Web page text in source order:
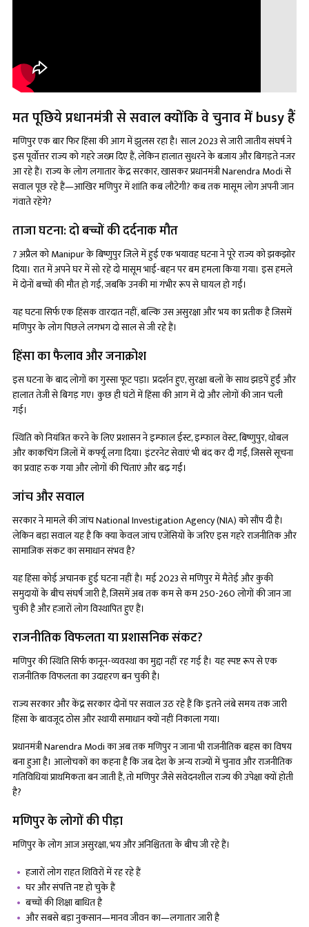
मत पूछिये प्रधानमंत्री से सवाल क्योंकि वे चुनाव में busy हैं
मणिपुर एक बार फिर हिंसा की आग में झुलस रहा है। साल 2023 से जारी जातीय संघर्ष ने
इस पूर्वोत्तर राज्य को गहरे जख्म दिए हैं, लेकिन हालात सुधरने के बजाय और बिगड़ते नजर
आ रहे हैं। राज्य के लोग लगातार केंद्र सरकार, खासकर प्रधानमंत्री Narendra Modi से
सवाल पूछ रहे हैं—आखिर मणिपुर में शांति कब लौटेगी? कब तक मासूम लोग अपनी जान
गंवाते रहेंगे?
ताजा घटना: दो बच्चों की दर्दनाक मौत
7 अप्रैल को Manipur के बिष्णुपुर जिले में हुई एक भयावह घटना ने पूरे राज्य को झकझोर
दिया। रात में अपने घर में सो रहे दो मासूम भाई-बहन पर बम हमला किया गया। इस हमले
में दोनों बच्चों की मौत हो गई, जबकि उनकी मां गंभीर रूप से घायल हो गईं।
यह घटना सिर्फ एक हिंसक वारदात नहीं, बल्कि उस असुरक्षा और भय का प्रतीक है जिसमें
मणिपुर के लोग पिछले लगभग दो साल से जी रहे हैं।
हिंसा का फैलाव और जनाक्रोश
इस घटना के बाद लोगों का गुस्सा फूट पड़ा। प्रदर्शन हुए, सुरक्षा बलों के साथ झड़पें हुईं और
हालात तेजी से बिगड़ गए। कुछ ही घंटों में हिंसा की आग में दो और लोगों की जान चली
गई।
स्थिति को नियंत्रित करने के लिए प्रशासन ने इम्फाल ईस्ट, इम्फाल वेस्ट, बिष्णुपुर, थोबल
और काकचिंग जिलों में कर्फ्यू लगा दिया। इंटरनेट सेवाएं भी बंद कर दी गईं, जिससे सूचना
का प्रवाह रुक गया और लोगों की चिंताएं और बढ़ गईं।
जांच और सवाल
सरकार ने मामले की जांच National Investigation Agency (NIA) को सौंप दी है।
लेकिन बड़ा सवाल यह है कि क्या केवल जांच एजेंसियों के जरिए इस गहरे राजनीतिक और
सामाजिक संकट का समाधान संभव है?
यह हिंसा कोई अचानक हुई घटना नहीं है। मई 2023 से मणिपुर में मैतेई और कुकी
समुदायों के बीच संघर्ष जारी है, जिसमें अब तक कम से कम 250-260 लोगों की जान जा
चुकी है और हजारों लोग विस्थापित हुए हैं।
राजनीतिक विफलता या प्रशासनिक संकट?
मणिपुर की स्थिति सिर्फ कानून-व्यवस्था का मुद्दा नहीं रह गई है। यह स्पष्ट रूप से एक
राजनीतिक विफलता का उदाहरण बन चुकी है।
राज्य सरकार और केंद्र सरकार दोनों पर सवाल उठ रहे हैं कि इतने लंबे समय तक जारी
हिंसा के बावजूद ठोस और स्थायी समाधान क्यों नहीं निकाला गया।
प्रधानमंत्री Narendra Modi का अब तक मणिपुर न जाना भी राजनीतिक बहस का विषय
बना हुआ है। आलोचकों का कहना है कि जब देश के अन्य राज्यों में चुनाव और राजनीतिक
गतिविधियां प्राथमिकता बन जाती हैं, तो मणिपुर जैसे संवेदनशील राज्य की उपेक्षा क्यों होती
है?
मणिपुर के लोगों की पीड़ा
मणिपुर के लोग आज असुरक्षा, भय और अनिश्चितता के बीच जी रहे हैं।
हजारों लोग राहत शिविरों में रह रहे हैं
घर और संपत्ति नष्ट हो चुके हैं
बच्चों की शिक्षा बाधित है
और सबसे बड़ा नुकसान—मानव जीवन का—लगातार जारी है